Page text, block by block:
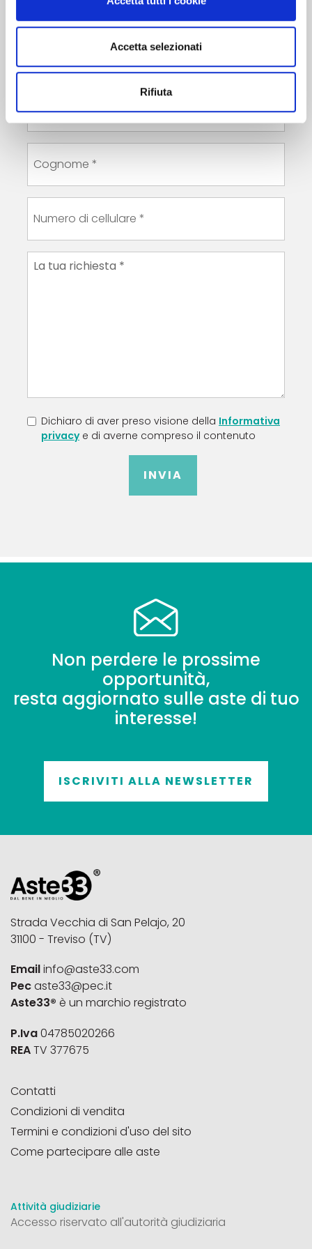
Accetta selezionati
Rifiuta
Dichiaro di aver preso visione della Informativa
privacye di averne compreso il contenuto
INVIA
Non perdere le prossime
opportunità,
resta aggiornato sulle aste di tuo
interesse!
ISCRIVITI ALLA NEWSLETTER
Strada Vecchia di San Pelajo, 20
31100 - Treviso (TV)
Emailinfo@aste33.com
Pecaste33@pec.it
Aste33® è un marchio registrato
P.Iva04785020266
REATV 377675
Contatti
Condizioni di vendita
Termini e condizioni d'uso del sito
Come partecipare alle aste
Attività giudiziarie
Accesso riservato all'autorità giudiziaria